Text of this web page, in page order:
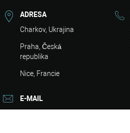
ADRESA
Charkov, Ukrajina
Praha, Česká
republika
Nice, Francie
E-MAIL